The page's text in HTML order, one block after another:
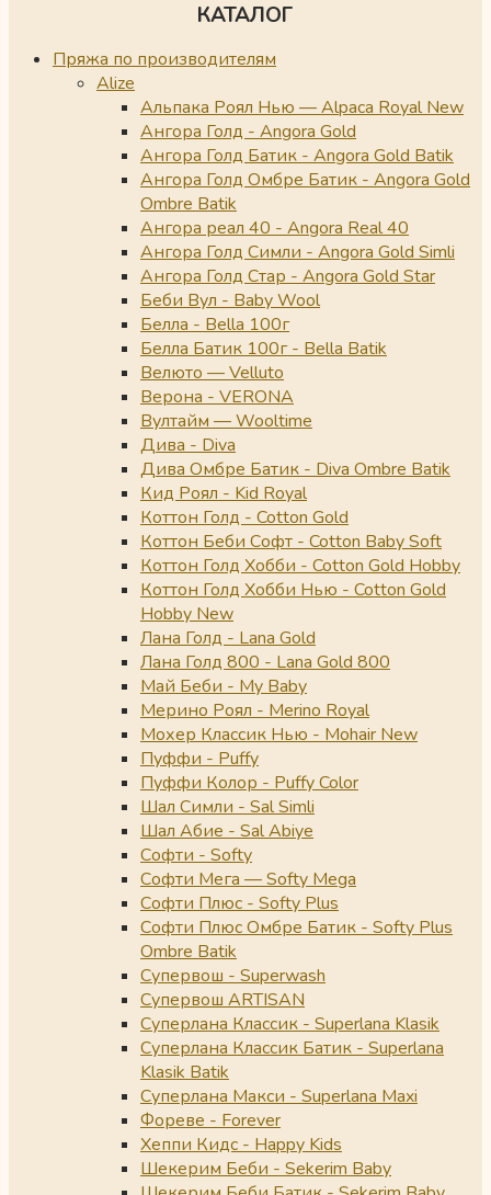
КАТАЛОГ
Пряжа по производителям
Alize
Альпака Роял Нью — Alpaca Royal New
Ангора Голд - Angora Gold
Ангора Голд Батик - Angora Gold Batik
Ангора Голд Омбре Батик - Angora Gold
Ombre Batik
Ангора реал 40 - Angora Real 40
Ангора Голд Симли - Angora Gold Simli
Ангора Голд Стар - Angora Gold Star
Беби Вул - Baby Wool
Белла - Bella 100г
Белла Батик 100г - Bella Batik
Велюто — Velluto
Верона - VERONA
Вултайм — Wooltime
Дива - Diva
Дива Омбре Батик - Diva Ombre Batik
Кид Роял - Kid Royal
Коттон Голд - Cotton Gold
Коттон Беби Софт - Cotton Baby Soft
Коттон Голд Хобби - Cotton Gold Hobby
Коттон Голд Хобби Нью - Cotton Gold
Hobby New
Лана Голд - Lana Gold
Лана Голд 800 - Lana Gold 800
Май Беби - My Baby
Мерино Роял - Merino Royal
Мохер Классик Нью - Mohair New
Пуффи - Puffy
Пуффи Колор - Puffy Color
Шал Симли - Sal Simli
Шал Абие - Sal Abiye
Софти - Softy
Софти Мега — Softy Mega
Софти Плюс - Softy Plus
Софти Плюс Омбре Батик - Softy Plus
Ombre Batik
Супервош - Superwash
Супервош ARTISAN
Суперлана Классик - Superlana Klasik
Суперлана Классик Батик - Superlana
Klasik Batik
Суперлана Макси - Superlana Maxi
Фореве - Forever
Хеппи Кидс - Happy Kids
Шекерим Беби - Sekerim Baby